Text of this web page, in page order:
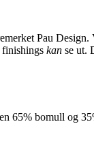
Pau
finishings kan se ut.
65% bomull og